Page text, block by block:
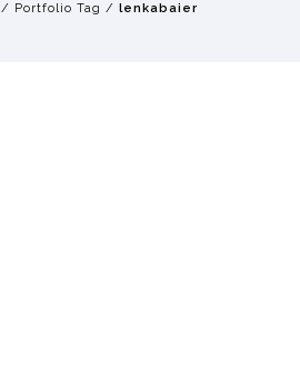
/ Portfolio Tag / lenkabaier